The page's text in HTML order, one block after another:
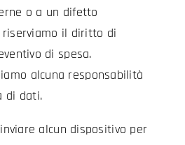
o a un difetto
riserviamo il diritto di
di spesa.
alcuna responsabilità
di dati.
alcun dispositivo per